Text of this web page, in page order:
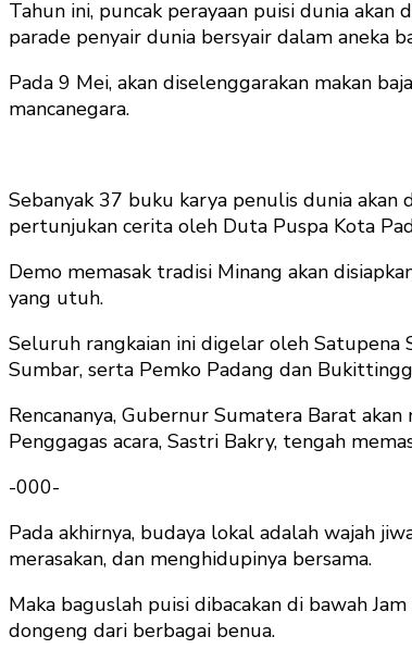
Tahun ini, puncak perayaan puisi dunia
parade penyair dunia bersyair dalam aneka
Pada 9 Mei, akan diselenggarakan makan
mancanegara.
Sebanyak 37 buku karya penulis dunia
pertunjukan cerita oleh Duta Puspa Kota
Demo memasak tradisi Minang akan
yang utuh.
Seluruh rangkaian ini digelar oleh Satupena
Sumbar, serta Pemko Padang dan
Rencananya, Gubernur Sumatera Barat
Penggagas acara, Sastri Bakry, tengah
-000-
Pada akhirnya, budaya lokal adalah wajah
merasakan, dan menghidupinya bersama.
Maka baguslah puisi dibacakan di bawah
dongeng dari berbagai benua.